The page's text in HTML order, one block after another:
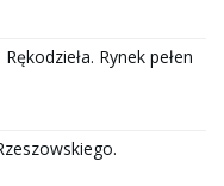
Rynek pełen